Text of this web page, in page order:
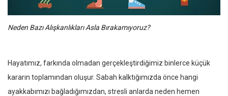
Neden Bazı Alışkanlıkları Asla Bırakamıyoruz?
Hayatımız, farkında olmadan gerçekleştirdiğimiz binlerce küçük
kararın toplamından oluşur. Sabah kalktığımızda önce hangi
ayakkabımızı bağladığımızdan, stresli anlarda neden hemen